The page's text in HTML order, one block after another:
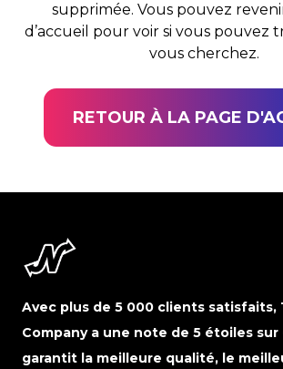
supprimée. Vous pouvez
d’accueil pour voir si vous pouvez
vous cherchez.
RETOUR À LA PAGE
Avec plus de 5 000 clients satisfaits,
Company a une note de 5 étoiles
garantit la meilleure qualité, le